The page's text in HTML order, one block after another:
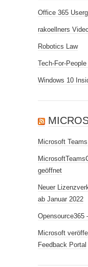
Office 365
rakoellners
Robotics Law
Tech-For-
Windows 10
Microsoft
geöffnet
Neuer
ab Januar 2022
Opensource365
Microsoft
Feedback Portal